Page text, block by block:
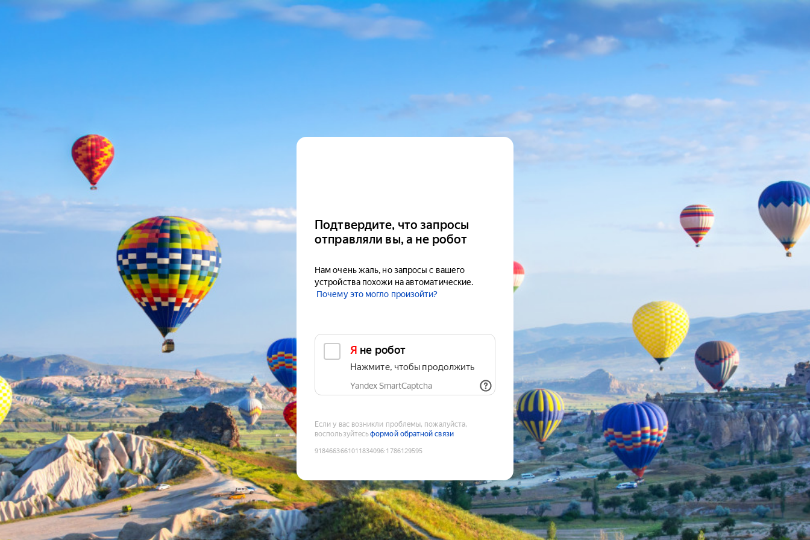
Подтвердите, что запросы
отправляли вы, а не робот
Нам очень жаль, но запросы с вашего
устройства похожи на автоматические.
Почему это могло произойти?
Я не робот
Нажмите, чтобы продолжить
Yandex SmartCaptcha
Если у вас возникли проблемы, пожалуйста,
воспользуйтесьформой обратной связи
9184663661011834096:1786129595